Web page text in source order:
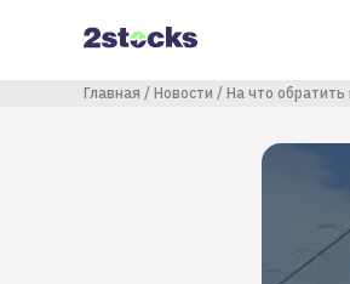
содержанию
Строка навигации
Главная Новости На что